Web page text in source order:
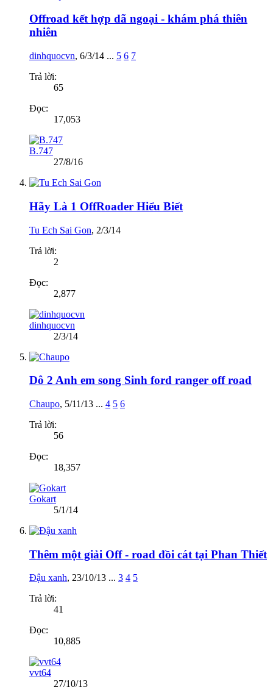
Offroad kết hợp dã ngoại - khám phá thiên
nhiên
dinhquocvn, 6/3/14 ... 5 6 7
Trả lời:
65
Đọc:
17,053
B.747
27/8/16
Hãy Là 1 OffRoader Hiểu Biết
Tu Ech Sai Gon, 2/3/14
Trả lời:
2
Đọc:
2,877
dinhquocvn
2/3/14
Dô 2 Anh em song Sinh ford ranger off road
Chaupo, 5/11/13 ... 4 5 6
Trả lời:
56
Đọc:
18,357
Gokart
5/1/14
Thêm một giải Off - road đồi cát tại Phan Thiết
Đậu xanh, 23/10/13 ... 3 4 5
Trả lời:
41
Đọc:
10,885
vvt64
27/10/13